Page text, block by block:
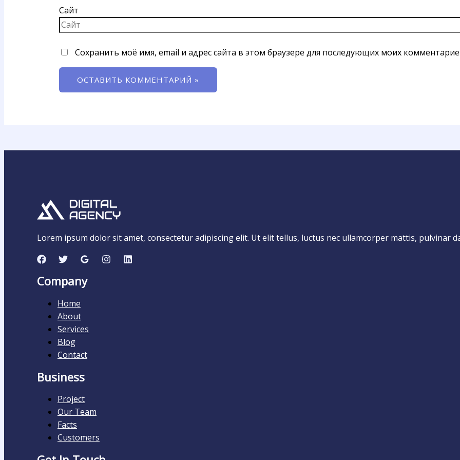
Сайт
Сохранить моё имя, email и адрес сайта в этом браузере для последующих моих
Lorem ipsum dolor sit amet, consectetur adipiscing elit. Ut elit tellus, luctus nec ullamcorper mattis, pulvinar
Company
Home
About
Services
Blog
Contact
Business
Project
Our Team
Facts
Customers